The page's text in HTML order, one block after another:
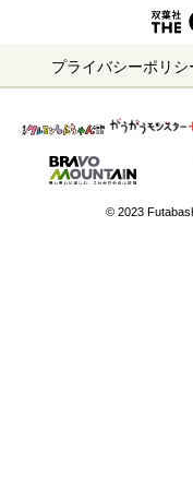
プライバシーポリシ
© 2023